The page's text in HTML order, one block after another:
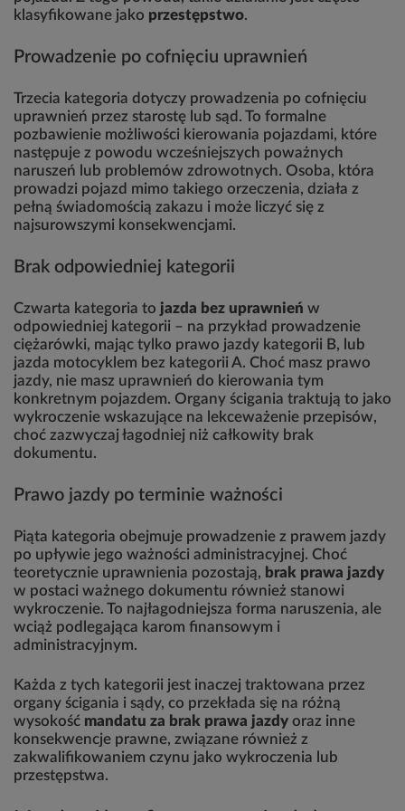
klasyfikowane jako przestępstwo.
Prowadzenie po cofnięciu uprawnień
Trzecia kategoria dotyczy prowadzenia po cofnięciu
uprawnień przez starostę lub sąd. To formalne
pozbawienie możliwości kierowania pojazdami, które
następuje z powodu wcześniejszych poważnych
naruszeń lub problemów zdrowotnych. Osoba, która
prowadzi pojazd mimo takiego orzeczenia, działa z
pełną świadomością zakazu i może liczyć się z
najsurowszymi konsekwencjami.
Brak odpowiedniej kategorii
Czwarta kategoria to jazda bez uprawnień w
odpowiedniej kategorii – na przykład prowadzenie
ciężarówki, mając tylko prawo jazdy kategorii B, lub
jazda motocyklem bez kategorii A. Choć masz prawo
jazdy, nie masz uprawnień do kierowania tym
konkretnym pojazdem. Organy ścigania traktują to jako
wykroczenie wskazujące na lekceważenie przepisów,
choć zazwyczaj łagodniej niż całkowity brak
dokumentu.
Prawo jazdy po terminie ważności
Piąta kategoria obejmuje prowadzenie z prawem jazdy
po upływie jego ważności administracyjnej. Choć
teoretycznie uprawnienia pozostają, brak prawa jazdy
w postaci ważnego dokumentu również stanowi
wykroczenie. To najłagodniejsza forma naruszenia, ale
wciąż podlegająca karom finansowym i
administracyjnym.
Każda z tych kategorii jest inaczej traktowana przez
organy ścigania i sądy, co przekłada się na różną
wysokość mandatu za brak prawa jazdy oraz inne
konsekwencje prawne, związane również z
zakwalifikowaniem czynu jako wykroczenia lub
przestępstwa.